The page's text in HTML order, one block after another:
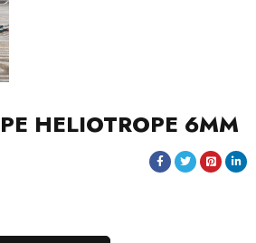
HELIOTROPE 6MM